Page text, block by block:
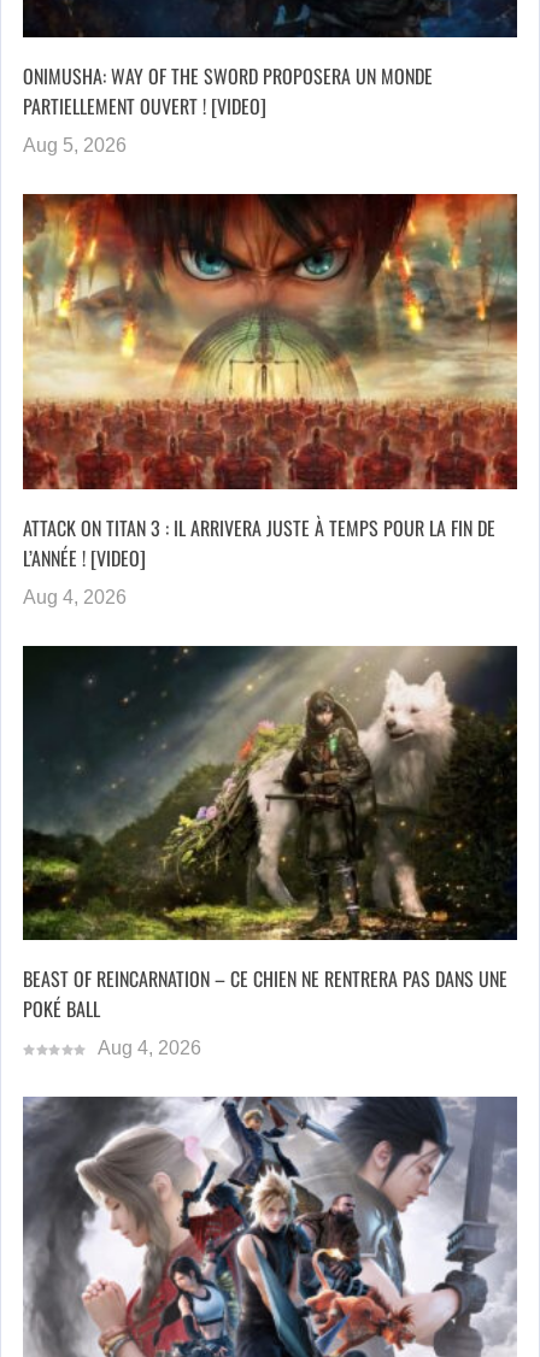
ONIMUSHA: WAY OF THE SWORD PROPOSERA UN MONDE
PARTIELLEMENT OUVERT ! [VIDEO]
Aug 5, 2026
ATTACK ON TITAN 3 : IL ARRIVERA JUSTE À TEMPS POUR LA FIN DE
L’ANNÉE ! [VIDEO]
Aug 4, 2026
BEAST OF REINCARNATION – CE CHIEN NE RENTRERA PAS DANS UNE
POKÉ BALL
Aug 4, 2026